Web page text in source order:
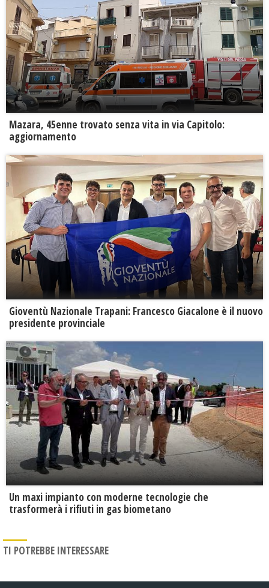
Mazara, 45enne trovato senza vita in via Capitolo:
aggiornamento
Gioventù Nazionale Trapani: Francesco Giacalone è il nuovo
presidente provinciale
Un maxi impianto con moderne tecnologie che
trasformerà i rifiuti in gas biometano
TI POTREBBE INTERESSARE